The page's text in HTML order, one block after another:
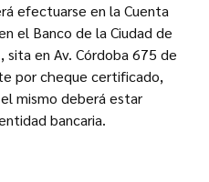
efectuarse en la Cuenta
el Banco de la Ciudad de
sita en Av. Córdoba 675 de
por cheque certificado,
mismo deberá estar
bancaria.